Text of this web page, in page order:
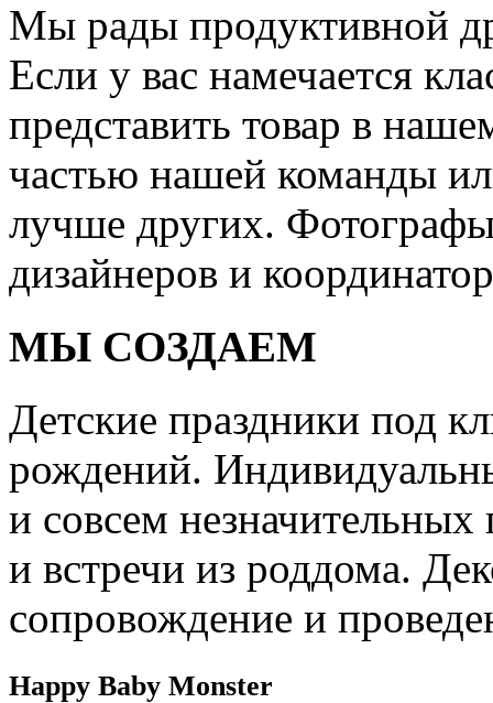
Мы рады продуктивной
Если у вас намечается
представить товар в
частью нашей команды
лучше других.
дизайнеров и
МЫ СОЗДАЕМ
Детские праздники под
рождений.
и совсем
и встречи из роддома.
сопровождение и
Happy Baby Monster